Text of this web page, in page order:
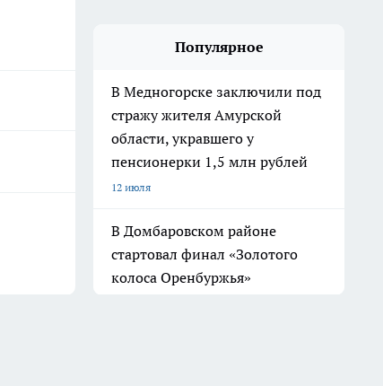
Популярное
В Медногорске заключили под
стражу жителя Амурской
области, укравшего у
пенсионерки 1,5 млн рублей
12 июля
В Домбаровском районе
стартовал финал «Золотого
колоса Оренбуржья»